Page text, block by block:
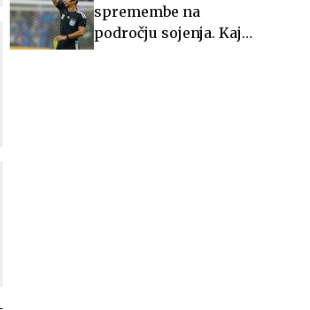
spremembe na
področju sojenja. Kaj